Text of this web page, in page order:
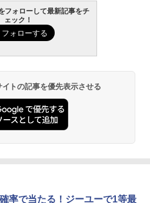
フォローして最新記事をチ
ェック！
トの記事を優先表示させる
率で当たる！ジーユーで1等最